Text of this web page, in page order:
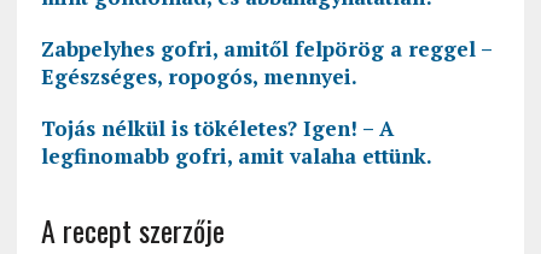
Zabpelyhes gofri, amitől felpörög a reggel –
Egészséges, ropogós, mennyei.
Tojás nélkül is tökéletes? Igen! – A
legfinomabb gofri, amit valaha ettünk.
A recept szerzője